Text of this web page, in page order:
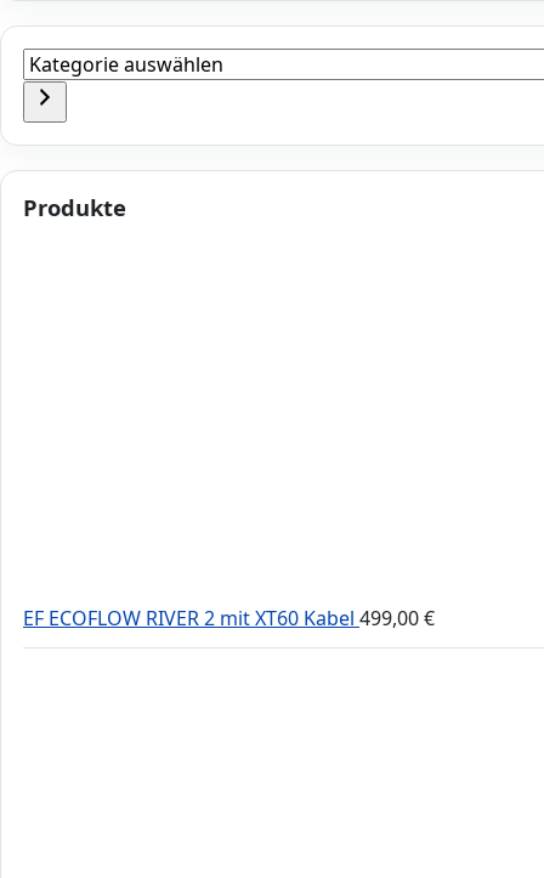
Kategorie
auswählen
Produkte
EF ECOFLOW RIVER 2 mit XT60 Kabel 499,00€